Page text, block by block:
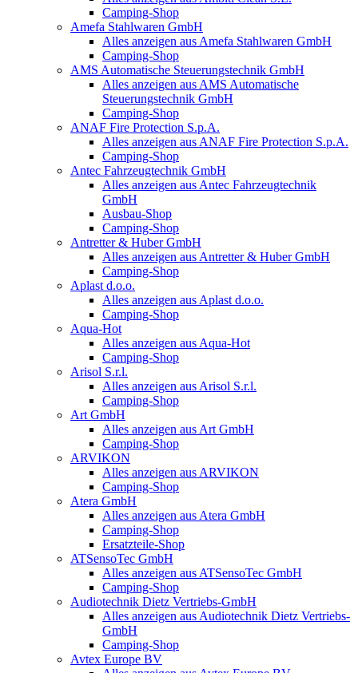
Camping-Shop
Amefa Stahlwaren GmbH
Alles anzeigen aus Amefa Stahlwaren GmbH
Camping-Shop
AMS Automatische Steuerungstechnik GmbH
Alles anzeigen aus AMS Automatische
Steuerungstechnik GmbH
Camping-Shop
ANAF Fire Protection S.p.A.
Alles anzeigen aus ANAF Fire Protection S.p.A.
Camping-Shop
Antec Fahrzeugtechnik GmbH
Alles anzeigen aus Antec Fahrzeugtechnik
GmbH
Ausbau-Shop
Camping-Shop
Antretter & Huber GmbH
Alles anzeigen aus Antretter & Huber GmbH
Camping-Shop
Aplast d.o.o.
Alles anzeigen aus Aplast d.o.o.
Camping-Shop
Aqua-Hot
Alles anzeigen aus Aqua-Hot
Camping-Shop
Arisol S.r.l.
Alles anzeigen aus Arisol S.r.l.
Camping-Shop
Art GmbH
Alles anzeigen aus Art GmbH
Camping-Shop
ARVIKON
Alles anzeigen aus ARVIKON
Camping-Shop
Atera GmbH
Alles anzeigen aus Atera GmbH
Camping-Shop
Ersatzteile-Shop
ATSensoTec GmbH
Alles anzeigen aus ATSensoTec GmbH
Camping-Shop
Audiotechnik Dietz Vertriebs-GmbH
Alles anzeigen aus Audiotechnik Dietz Vertriebs-
GmbH
Camping-Shop
Avtex Europe BV